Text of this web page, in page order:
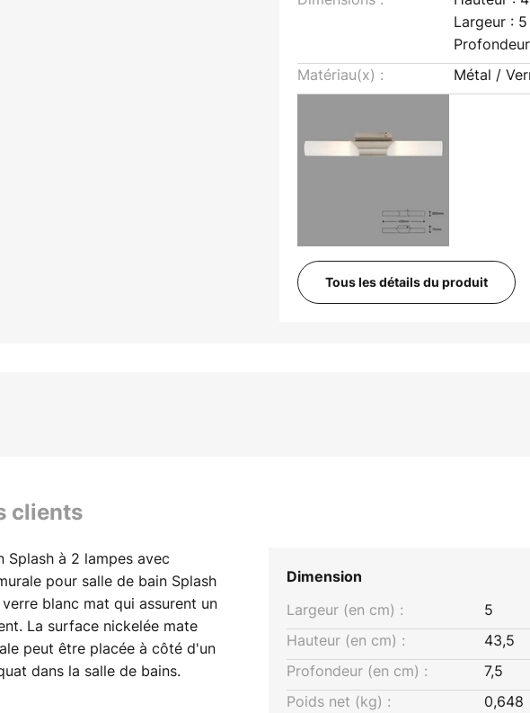
Largeur :
Matériau(x) :
Métal /
Tous les détails du produit
clients
Splash à 2 lampes avec
pour salle de bain Splash
blanc mat qui assurent un
La surface nickelée mate
peut être placée à côté d'un
dans la salle de bains.
est équipée de deux douilles
Dimension
Largeur (en cm) :
5
Hauteur (en cm) :
43,5
Profondeur (en cm) :
7,5
Poids net (kg) :
0,648